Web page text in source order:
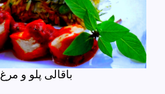
باقالی پلو و مرغ